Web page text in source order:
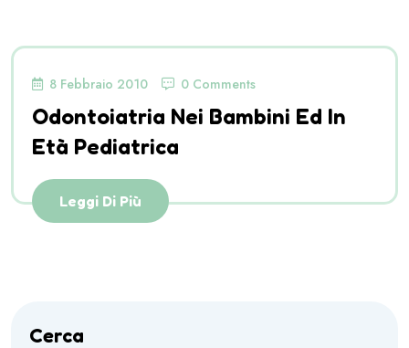
8 Febbraio 2010 0 Comments
Odontoiatria Nei Bambini Ed In
Età Pediatrica
Leggi Di Più
Cerca